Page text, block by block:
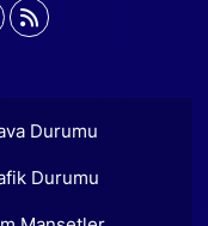
Durumu
Durumu